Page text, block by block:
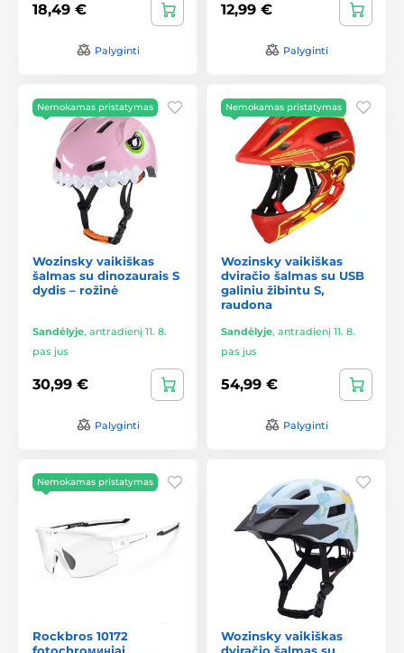
18,49 €
Palyginti
12,99 €
Palyginti
Nemokamas pristatymas
Wozinsky vaikiškas
šalmas su dinozaurais S
dydis – rožinė
Sandėlyje, antradienį 11. 8.
pas jus
30,99 €
Palyginti
Nemokamas pristatymas
Wozinsky vaikiškas
dviračio šalmas su USB
galiniu žibintu S,
raudona
Sandėlyje, antradienį 11. 8.
pas jus
54,99 €
Palyginti
Nemokamas pristatymas
Rockbros 10172
fotochroминiai
Wozinsky vaikiškas
dviračio šalmas su